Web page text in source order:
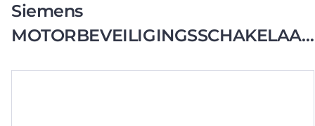
Siemens
MOTORBEVEILIGINGSSCHAKELAAR